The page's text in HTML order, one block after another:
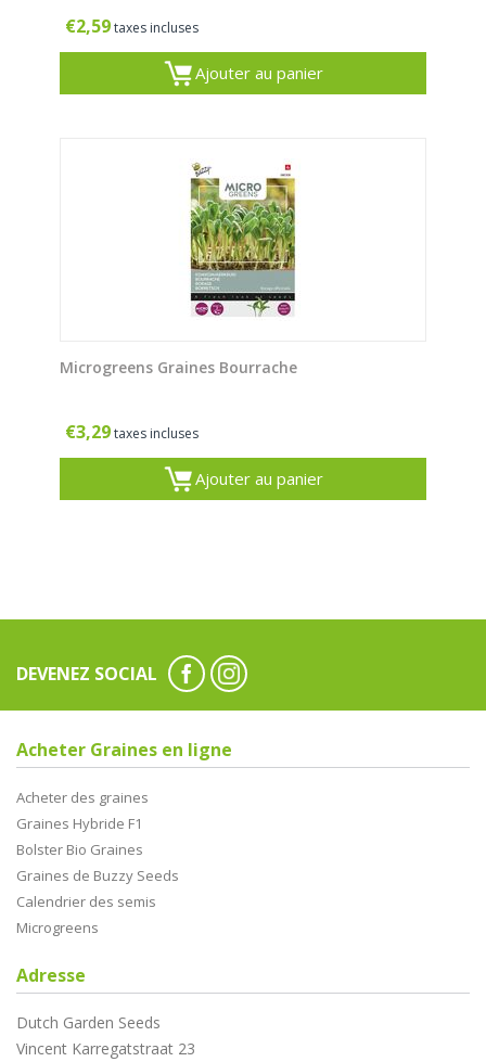
€2,59taxes incluses
Ajouter au panier
Microgreens Graines Bourrache
€3,29taxes incluses
Ajouter au panier
DEVENEZ SOCIAL
Acheter Graines en ligne
Acheter des graines
Graines Hybride F1
Bolster Bio Graines
Graines de Buzzy Seeds
Calendrier des semis
Microgreens
Adresse
Dutch Garden Seeds
Vincent Karregatstraat 23